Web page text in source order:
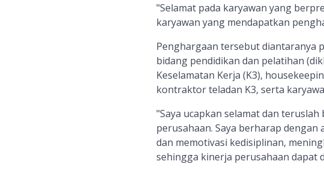
"Selamat pada karyawan yang
karyawan yang mendapatkan
Penghargaan tersebut diantaranya
bidang pendidikan dan pelatihan
Keselamatan Kerja (K3),
kontraktor teladan K3, serta
"Saya ucapkan selamat dan
perusahaan. Saya berharap
dan memotivasi kedisiplinan,
sehingga kinerja perusahaan dapat